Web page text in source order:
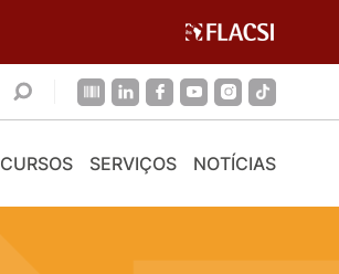
CURSOS SERVIÇOS NOTÍCIAS